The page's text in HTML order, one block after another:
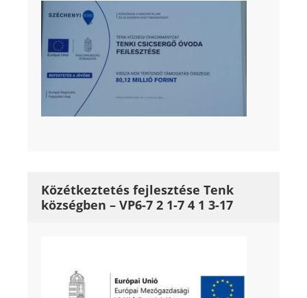
Közétkeztetés fejlesztése Tenk
községben – VP6-7 2 1-7 4 1 3-17